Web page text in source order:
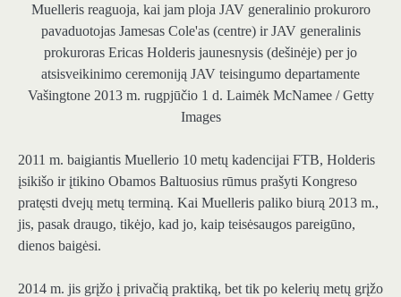
Muelleris reaguoja, kai jam ploja JAV generalinio prokuroro
pavaduotojas Jamesas Cole'as (centre) ir JAV generalinis
prokuroras Ericas Holderis jaunesnysis (dešinėje) per jo
atsisveikinimo ceremoniją JAV teisingumo departamente
Vašingtone 2013 m. rugpjūčio 1 d. Laimėk McNamee / Getty
Images
2011 m. baigiantis Muellerio 10 metų kadencijai FTB, Holderis
įsikišo ir įtikino Obamos Baltuosius rūmus prašyti Kongreso
pratęsti dvejų metų terminą. Kai Muelleris paliko biurą 2013 m.,
jis, pasak draugo, tikėjo, kad jo, kaip teisėsaugos pareigūno,
dienos baigėsi.
2014 m. jis grįžo į privačią praktiką, bet tik po kelerių metų grįžo